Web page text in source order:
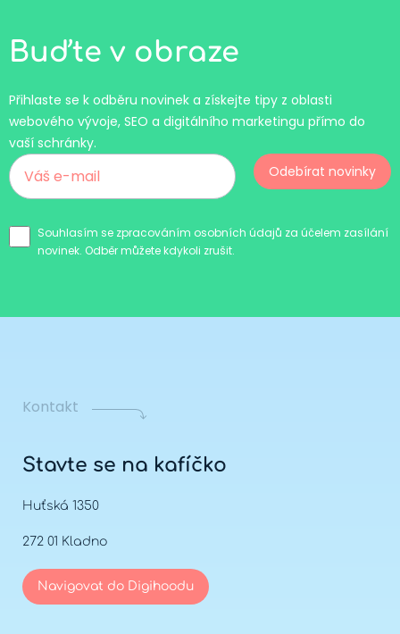
Buďte v obraze
Přihlaste se k odběru novinek a získejte tipy z oblasti
webového vývoje, SEO a digitálního marketingu přímo do
vaší schránky.
Odebírat novinky
Souhlasím se zpracováním osobních údajů za účelem zasílání
novinek. Odběr můžete kdykoli zrušit.
Kontakt
Stavte se na kafíčko
Huťská 1350
272 01 Kladno
Navigovat do Digihoodu